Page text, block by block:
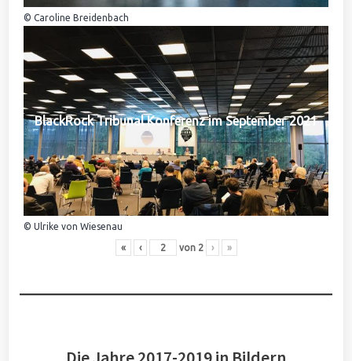
© Caroline Breidenbach
BlackRock Tribunal Konferenz im September 2021
© Ulrike von Wiesenau
« ‹ von 2 › »